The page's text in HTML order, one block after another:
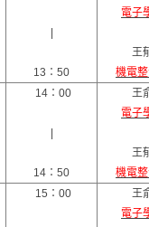
13：50
電子
王
機電
14：00
14：50
王
電子
王
機電
15：00
王
電子